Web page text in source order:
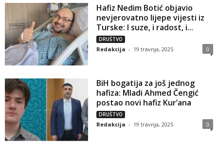
Hafiz Nedim Botić objavio
nevjerovatno lijepe vijesti iz
Turske: I suze, i radost, i...
DRUŠTVO
Redakcija - 19 travnja, 2025 0
BiH bogatija za još jednog
hafiza: Mladi Ahmed Čengić
postao novi hafiz Kur’ana
DRUŠTVO
Redakcija - 19 travnja, 2025 0